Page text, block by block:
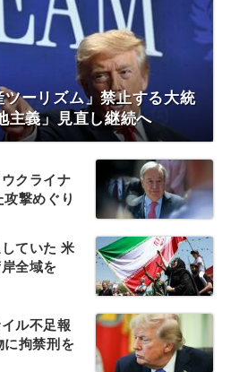
ツーリズム」禁止する大統
主義」見直し継続へ
クライナ
撃めぐり
ていた 米
全域を
ル不足報
に拘禁刑を